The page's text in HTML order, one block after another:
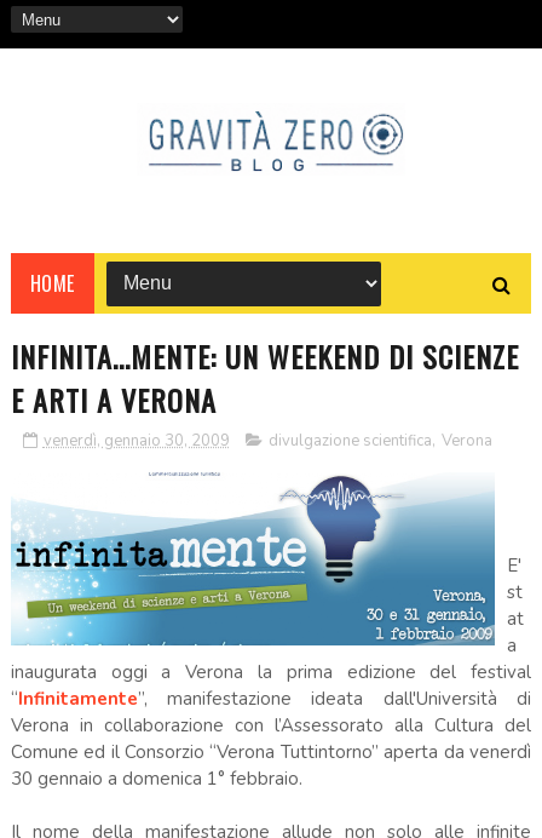
HOME
INFINITA...MENTE: UN WEEKEND DI SCIENZE
E ARTI A VERONA
venerdì, gennaio 30, 2009 divulgazione scientifica, Verona
E'
st
at
a
inaugurata oggi a Verona la prima edizione del festival
“Infinitamente”, manifestazione ideata dall'Università di
Verona in collaborazione con l’Assessorato alla Cultura del
Comune ed il Consorzio “Verona Tuttintorno” aperta da venerdì
30 gennaio a domenica 1° febbraio.
Il nome della manifestazione allude non solo alle infinite